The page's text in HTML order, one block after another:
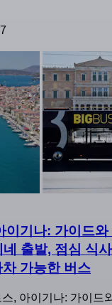
이기나: 가이드와
출발, 점심 식
가능한 버스
, 아이기나: 가이드